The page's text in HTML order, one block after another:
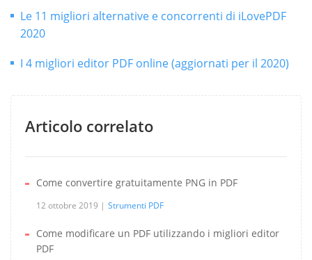
Le 11 migliori alternative e concorrenti di iLovePDF
2020
I 4 migliori editor PDF online (aggiornati per il 2020)
Articolo correlato
Come convertire gratuitamente PNG in PDF
12 ottobre 2019 Strumenti PDF
Come modificare un PDF utilizzando i migliori editor
PDF